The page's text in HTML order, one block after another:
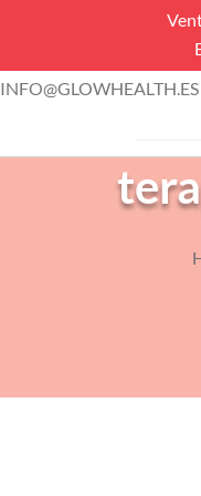
INFO@GLOWHEALTH.ES
Búsqueda